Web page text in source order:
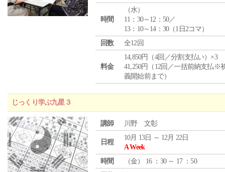
時間
（水）
11：30～12：50／
13：10～14：30（1日2コマ）
回数
全12回
料金
14,850円（4回／分割支払い）×3
41,250円（12回／一括前納支払※
義開始前まで）
じっくり学ぶ九星３
講師 川野 文彰
日程
10月 13日 ～ 12月 22日
A Week
時間
（金） 16 ：30 ～ 17 ：50